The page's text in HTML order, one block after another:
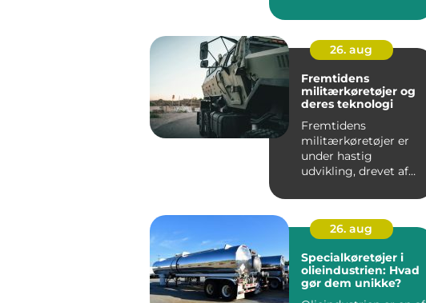
26. aug
Fremtidens
militærkøretøjer og
deres teknologi
Fremtidens
militærkøretøjer er
under hastig
udvikling, drevet af
26. aug
Specialkøretøjer i
olieindustrien: Hvad
gør dem unikke?